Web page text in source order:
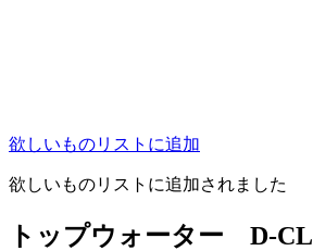
欲しいものリストに追加
欲しいものリストに追加されました
トップウォーター D-